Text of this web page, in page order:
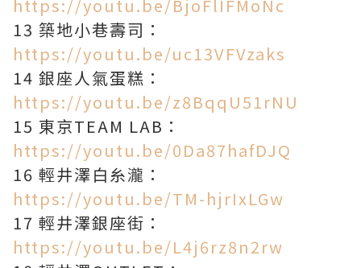
https://youtu.be/BjoFlIFMoNc
13 築地小巷壽司：
https://youtu.be/uc13VFVzaks
14 銀座人氣蛋糕：
https://youtu.be/z8BqqU51rNU
15 東京TEAM LAB：
https://youtu.be/0Da87hafDJQ
16 輕井澤白糸瀧：
https://youtu.be/TM-hjrIxLGw
17 輕井澤銀座街：
https://youtu.be/L4j6rz8n2rw